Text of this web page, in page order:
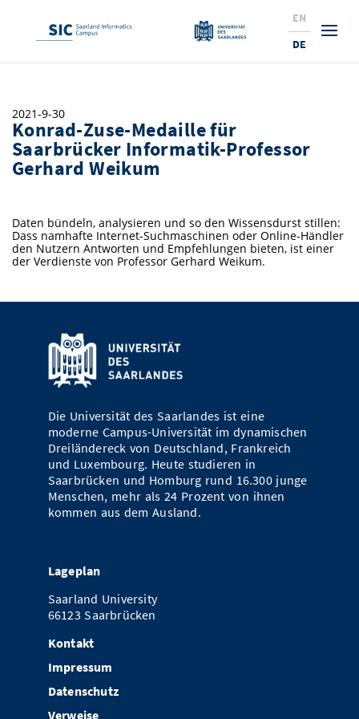
Interessierte & BewerberInnen
Studienangebot
10 Gründe für den SIC
Neu am SIC?
Studierende
Beratung für Studierende
Prüfungsangelegenheiten
Vom Studium in den Beruf
Service und Support
Bibliothek
Study Scheduler
Forschung
Institute & Forschungsthemen
Ranking
Forschungsgruppen
Bibliothek
Open Science/Open Access
Promotion
News
Termine, Vorträge und Veranstaltungen
Wirtschaft
Innovationsstandort
Forschungsinstitutionen
Start-ups
News & Termine
Pressemeldungen
IT-Themenabend
Über Uns
Forschungsinstitutionen
Ranking
Zahlen & Fakten
Pressespiegel
Preise, Auszeichnungen und Förderungen
Kontakt
SIC Merchandise
SIC Podcast
Kontakte & Anfahrt
Anfahrt
AnsprechpartnerInnen, Personen, Forschungsgruppen
Termine, Vorträge und Veranstaltungen
Alumni
EN
DE
2021-9-30
Konrad-Zuse-Medaille für
Saarbrücker Informatik-Professor
Gerhard Weikum
Daten bündeln, analysieren und so den Wissensdurst stillen:
Dass namhafte Internet-Suchmaschinen oder Online-Händler
den Nutzern Antworten und Empfehlungen bieten, ist einer
der Verdienste von Professor Gerhard Weikum.
Die Universität des Saarlandes ist eine
moderne Campus-Universität im dynamischen
Dreiländereck von Deutschland, Frankreich
und Luxembourg. Heute studieren in
Saarbrücken und Homburg rund 16.300 junge
Menschen, mehr als 24 Prozent von ihnen
kommen aus dem Ausland.
Lageplan
Saarland University
66123 Saarbrücken
Kontakt
Impressum
Datenschutz
Verweise